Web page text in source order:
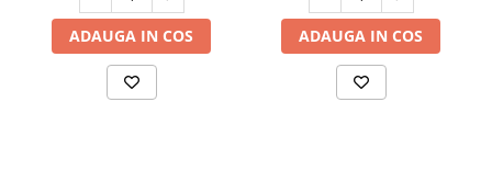
Unelte Gradinarit
Ventilatoare & Sisteme Racire
Aparate de aer conditionat
ADAUGA IN COS ADAUGA IN COS